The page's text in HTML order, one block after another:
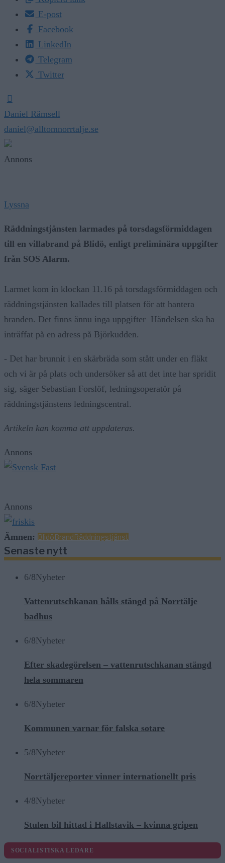
E-post
Facebook
LinkedIn
Telegram
Twitter
Daniel Rämsell
daniel@alltomnorrtalje.se
Annons
Lyssna
Räddningstjänsten larmades på torsdagsförmiddagen
till en villabrand på Blidö, enligt preliminära uppgifter
från SOS Alarm.
Larmet kom in klockan 11.16 på torsdagsförmiddagen och
räddningstjänsten kallades till platsen för att hantera
branden. Det finns ännu inga uppgifter Händelsen ska ha
inträffat på en adress på Björkudden.
- Det har brunnit i en skärbräda som stått under en fläkt
och vi är på plats och undersöker så att det inte har spridit
sig, säger Sebastian Forslöf, ledningsoperatör på
räddningstjänstens ledningscentral.
Artikeln kan komma att uppdateras.
Annons
Annons
Ämnen: BlidöBrandRäddningstjänst
Senaste nytt
6/8Nyheter
Vattenrutschkanan hålls stängd på Norrtälje
badhus
6/8Nyheter
Efter skadegörelsen – vattenrutschkanan stängd
hela sommaren
6/8Nyheter
Kommunen varnar för falska sotare
5/8Nyheter
Norrtäljereporter vinner internationellt pris
4/8Nyheter
Stulen bil hittad i Hallstavik – kvinna gripen
SOCIALISTISKA LEDARE